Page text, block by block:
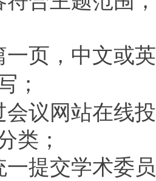
一页，中文或
；
会议网站在线
类；
一提交学术委